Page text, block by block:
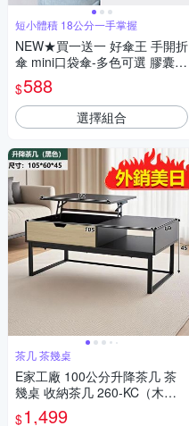
短小體積 18公分一手掌握
NEW★買一送一 好傘王 手開折
傘 mini口袋傘-多色可選 膠囊
傘/小傘/手開折傘/黑膠布/摺疊
傘/小雨傘/輕量傘/折疊傘/迷你
傘/防曬
$588
選擇組合
茶几 茶幾桌
E家工廠 100公分升降茶几 茶
幾桌 收納茶几 260-KC（木紋
色）
$1,499